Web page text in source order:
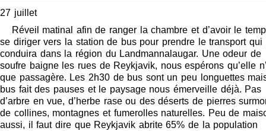
27 juillet
Réveil matinal afin de ranger la chambre et d’avoir le
se diriger vers la station de bus pour prendre le transport qui
conduira dans la région du Landmannalaugar. Une odeur de
soufre baigne les rues de Reykjavik, nous espérons qu’elle
que passagère. Les 2h30 de bus sont un peu longuettes
bus fait des pauses et le paysage nous émerveille déjà. Pas
d’arbre en vue, d’herbe rase ou des déserts de pierres
de collines, montagnes et fumerolles naturelles. Peu de
aussi, il faut dire que Reykjavik abrite 65% de la population